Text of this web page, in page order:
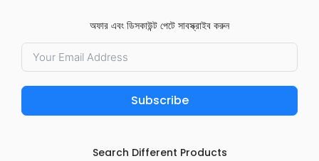
অফার এবং ডিসকাউন্ট পেটে সাবস্ক্রাইব করুন
Subscribe
Search Different Products